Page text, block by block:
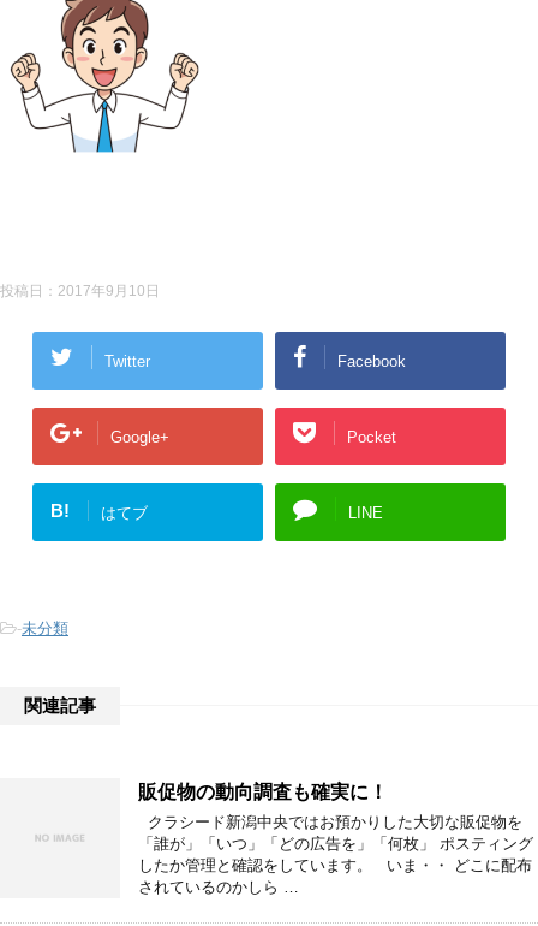
投稿日： 2017年9月10日
Twitter Facebook
Google+ Pocket
B! はてブ LINE
-未分類
関連記事
販促物の動向調査も確実に！
クラシード新潟中央ではお預かりした大切な販促物を
「誰が」「いつ」「どの広告を」「何枚」 ポスティング
したか管理と確認をしています。 いま・・ どこに配布
されているのかしら …